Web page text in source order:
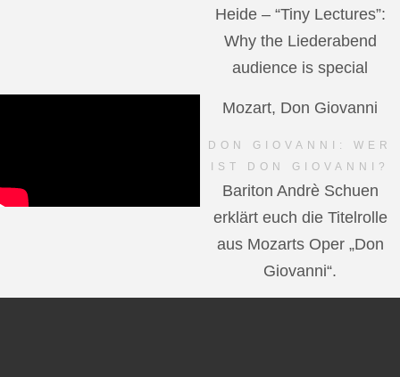
Heide – “Tiny Lectures”:
Why the Liederabend
audience is special
Mozart, Don Giovanni
DON GIOVANNI: WER
IST DON GIOVANNI?
Bariton Andrè Schuen
erklärt euch die Titelrolle
aus Mozarts Oper „Don
Giovanni“.